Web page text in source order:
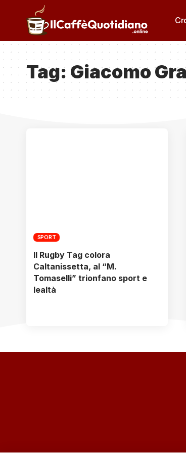
Tag: Giacomo
SPORT
Il Rugby Tag colora
Caltanissetta, al “M.
Tomaselli” trionfano sport e
lealtà